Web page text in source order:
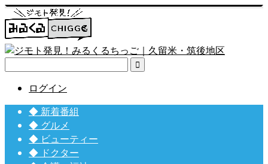

ログイン
◆ 新着番組
◆ グルメ
◆ ビューティー
◆ ドクター